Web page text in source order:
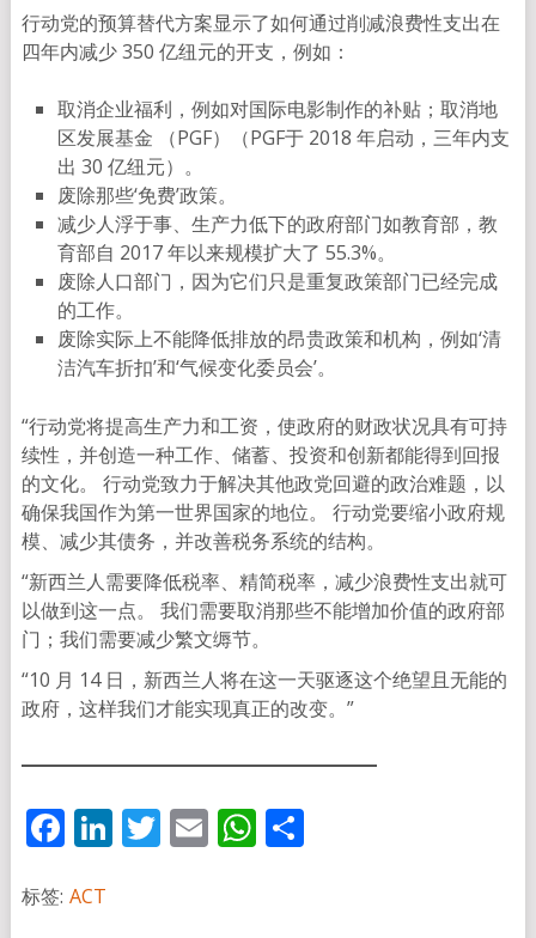
行动党的预算替代方案显示了如何通过削减浪费性支出在
四年内减少 350 亿纽元的开支，例如：
取消企业福利，例如对国际电影制作的补贴；取消地
区发展基金 （PGF）（PGF于 2018 年启动，三年内支
出 30 亿纽元）。
废除那些‘免费’政策。
减少人浮于事、生产力低下的政府部门如教育部，教
育部自 2017 年以来规模扩大了 55.3%。
废除人口部门，因为它们只是重复政策部门已经完成
的工作。
废除实际上不能降低排放的昂贵政策和机构，例如‘清
洁汽车折扣’和‘气候变化委员会’。
“行动党将提高生产力和工资，使政府的财政状况具有可持
续性，并创造一种工作、储蓄、投资和创新都能得到回报
的文化。 行动党致力于解决其他政党回避的政治难题，以
确保我国作为第一世界国家的地位。 行动党要缩小政府规
模、减少其债务，并改善税务系统的结构。
“新西兰人需要降低税率、精简税率，减少浪费性支出就可
以做到这一点。 我们需要取消那些不能增加价值的政府部
门；我们需要减少繁文缛节。
“10 月 14 日，新西兰人将在这一天驱逐这个绝望且无能的
政府，这样我们才能实现真正的改变。”
Facebook
LinkedIn
Twitter
EmailWhatsApp
分
标签: ACT